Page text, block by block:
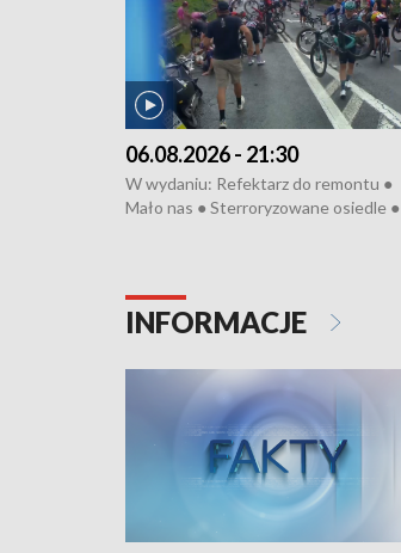
06.08.2026 - 21:30
W wydaniu: Refektarz do remontu ●
Mało nas ● Sterroryzowane osiedle ●
Pologne
INFORMACJE